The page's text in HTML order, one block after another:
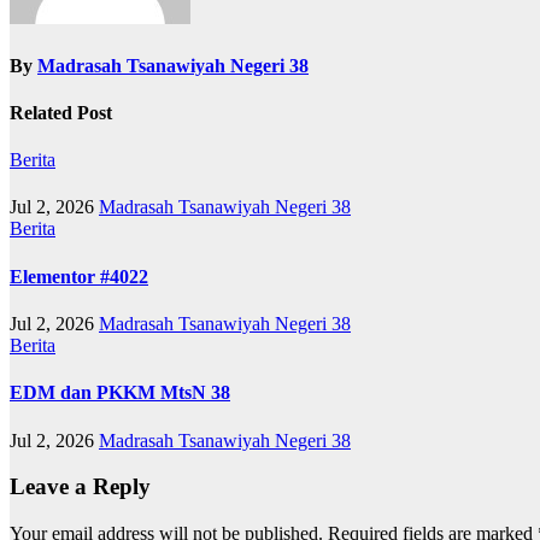
By Madrasah Tsanawiyah Negeri 38
Related Post
Berita
Jul 2, 2026 Madrasah Tsanawiyah Negeri 38
Berita
Elementor #4022
Jul 2, 2026 Madrasah Tsanawiyah Negeri 38
Berita
EDM dan PKKM MtsN 38
Jul 2, 2026 Madrasah Tsanawiyah Negeri 38
Leave a Reply
Your email address will not be published. Required fields are marked